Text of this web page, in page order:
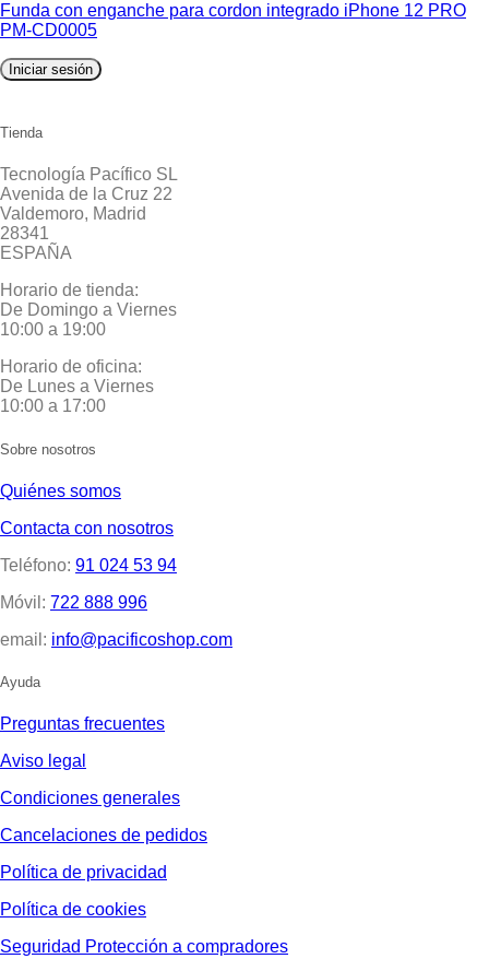
Funda con enganche para cordon integrado iPhone 12 PRO
PM-CD0005
Iniciar sesión
Tienda
Tecnología Pacífico SL
Avenida de la Cruz 22
Valdemoro, Madrid
28341
ESPAÑA
Horario de tienda:
De Domingo a Viernes
10:00 a 19:00
Horario de oficina:
De Lunes a Viernes
10:00 a 17:00
Sobre nosotros
Quiénes somos
Contacta con nosotros
Teléfono: 91 024 53 94
Móvil: 722 888 996
email: info@pacificoshop.com
Ayuda
Preguntas frecuentes
Aviso legal
Condiciones generales
Cancelaciones de pedidos
Política de privacidad
Política de cookies
Seguridad Protección a compradores